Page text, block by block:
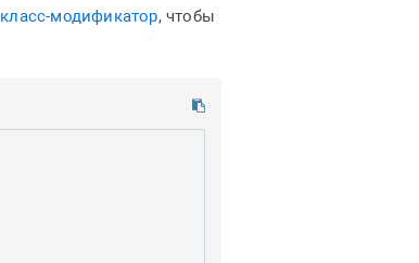
класс-модификатор, чтобы